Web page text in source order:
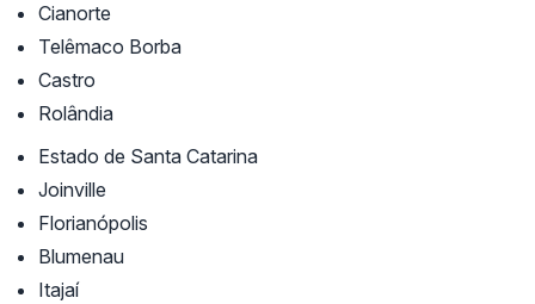
Cianorte
Telêmaco Borba
Castro
Rolândia
Estado de Santa Catarina
Joinville
Florianópolis
Blumenau
Itajaí